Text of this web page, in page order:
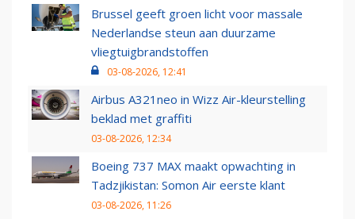
Brussel geeft groen licht voor massale
Nederlandse steun aan duurzame
vliegtuigbrandstoffen
03-08-2026, 12:41
Airbus A321neo in Wizz Air-kleurstelling
beklad met graffiti
03-08-2026, 12:34
Boeing 737 MAX maakt opwachting in
Tadzjikistan: Somon Air eerste klant
03-08-2026, 11:26